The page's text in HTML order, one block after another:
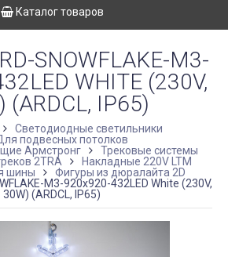
Каталог товаров
SNOWFLAKE-M3-
WHITE (230V,
(ARDCL, IP65)
Светодиодные светильники
подвесных потолков
Армстронг
Трековые системы
2TRA
Накладные 220V LTM
шины
Фигуры из дюралайта 2D
M3-920x920-432LED White (230V,
30W) (ARDCL, IP65)